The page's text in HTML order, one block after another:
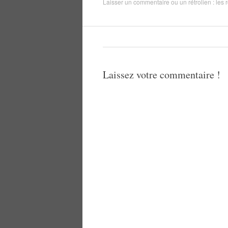
Laisser un commentaire ou un rétrolien : les
Laissez votre commentaire !